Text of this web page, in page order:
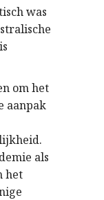
was
om het
aanpak
als
het